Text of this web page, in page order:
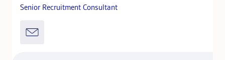
Senior Recruitment Consultant